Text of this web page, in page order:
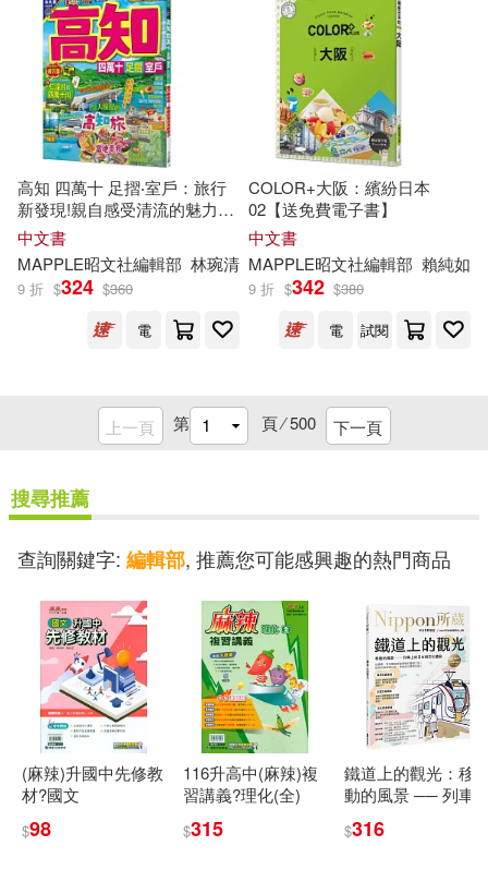
花草遊戲編輯部(18)
華逵編輯部(18)
EZKorea編輯部(17)
《玩全攻略》編輯部(17)
《老照片》編輯部(17)
《讀有所得》編輯部(17)
偉志編輯部(17)
拓植社編輯部(17)
文國出版社編輯部(17)
聯合報編輯部(17)
鐵皮人美術(17)
養沛文化編輯部(17)
北京聯合出版公司(17)
北京航空航天大學出版社(17)
品客國際股份有限公司(17)
喜樂亞(17) 地震出版社(17)
快樂書店(17) 易說館(17)
長空(17)
中國時代經濟出版社(16)
中央音樂學院出版社(16)
再生出版(16) 匯華(16)
威智創意(16)
江蘇文藝出版社(16)
河北少年兒童出版社(16)
高知 四萬十 足摺‧室戶：旅行
新發現!親自感受清流的魅力
MM哈日情報誌44【送免費電
子書】
中文書
MAPPLE昭文社編輯部 林琬清
9 折 $324 $360
電
COLOR+大阪：繽紛日本
02【送免費電子書】
中文書
MAPPLE昭文社編輯部 賴純如
9 折 $342 $380
電
試閱
上一頁 第 頁 ⁄500 下一頁
搜尋推薦
查詢關鍵字: 編輯部, 推薦您可能感興趣的熱門商品
(麻辣)升國中先修教
材?國文
$98
116升高中(麻辣)複
習講義?理化(全)
$315
鐵道上的觀光：移
動的風景 ── 列車
驗：Nippon所藏日
$316